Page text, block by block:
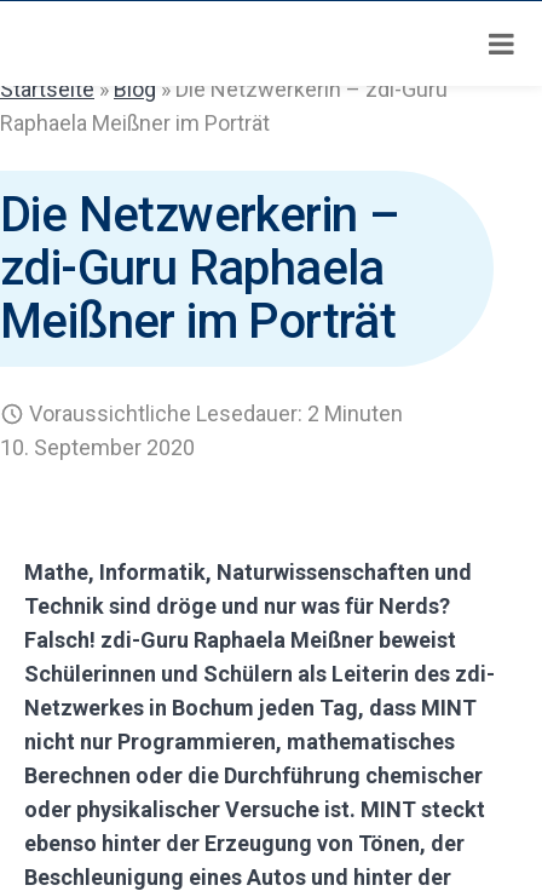
springen
Startseite » Blog » Die Netzwerkerin – zdi-Guru
Raphaela Meißner im Porträt
Die Netzwerkerin –
zdi-Guru Raphaela
Meißner im Porträt
Voraussichtliche Lesedauer: 2 Minuten
10. September 2020
Mathe, Informatik, Naturwissenschaften und
Technik sind dröge und nur was für Nerds?
Falsch! zdi-Guru Raphaela Meißner beweist
Schülerinnen und Schülern als Leiterin des zdi-
Netzwerkes in Bochum jeden Tag, dass MINT
nicht nur Programmieren, mathematisches
Berechnen oder die Durchführung chemischer
oder physikalischer Versuche ist. MINT steckt
ebenso hinter der Erzeugung von Tönen, der
Beschleunigung eines Autos und hinter der